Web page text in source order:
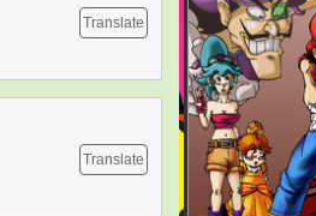
Translate
Translate